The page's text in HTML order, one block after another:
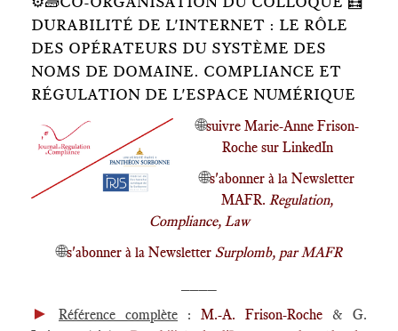
DURABILITÉ DE L'INTERNET : LE RÔLE
DES OPÉRATEURS DU SYSTÈME DES
NOMS DE DOMAINE. COMPLIANCE ET
RÉGULATION DE L'ESPACE NUMÉRIQUE
🌐suivre Marie-Anne Frison-
Roche sur LinkedIn
🌐s'abonner à la Newsletter
MAFR. Regulation,
Compliance, Law
🌐s'abonner à la NewsletterSurplomb, par MAFR
► Référence complète : M.-A. Frison-Roche & G.